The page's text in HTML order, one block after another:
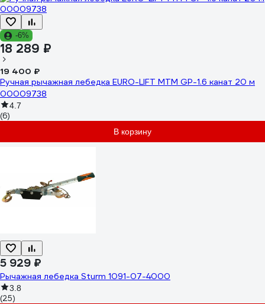
-6%
18 289 ₽
19 400 ₽
Ручная рычажная лебедка EURO-LIFT MTM GP-1.6 канат 20 м
00009738
4.7
(6)
В корзину
5 929 ₽
Рычажная лебедка Sturm 1091-07-4000
3.8
(25)